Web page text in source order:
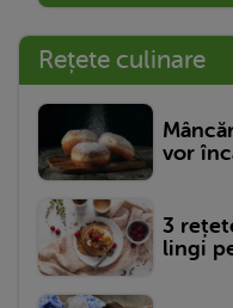
Rețete culinare
vor
3
lingi